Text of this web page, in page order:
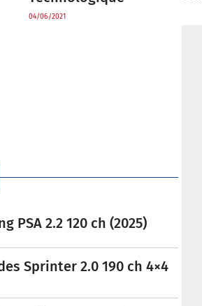
04/06/2021
PSA 2.2 120 ch (2025)
Sprinter 2.0 190 ch 4×4